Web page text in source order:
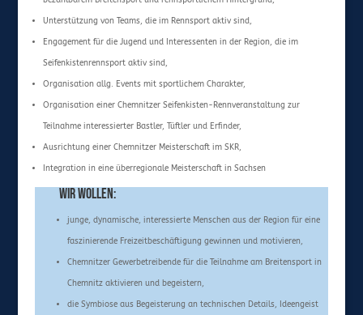
Unterstützung von Teams, die im Rennsport aktiv sind,
Engagement für die Jugend und Interessenten in der Region, die im
Seifenkistenrennsport aktiv sind,
Organisation allg. Events mit sportlichem Charakter,
Organisation einer Chemnitzer Seifenkisten-Rennveranstaltung zur
Teilnahme interessierter Bastler, Tüftler und Erfinder,
Ausrichtung einer Chemnitzer Meisterschaft im SKR,
Integration in eine überregionale Meisterschaft in Sachsen
Wir wollen:
junge, dynamische, interessierte Menschen aus der Region für eine
faszinierende Freizeitbeschäftigung gewinnen und motivieren,
Chemnitzer Gewerbetreibende für die Teilnahme am Breitensport in
Chemnitz aktivieren und begeistern,
die Symbiose aus Begeisterung an technischen Details, Ideengeist